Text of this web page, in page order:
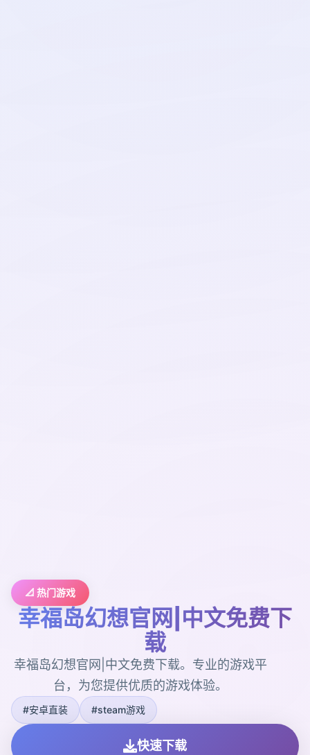
📐 热门游戏
幸福岛幻想官网|中文免费下
载
幸福岛幻想官网|中文免费下载。专业的游戏平
台，为您提供优质的游戏体验。
#安卓直装 #steam游戏
快速下载